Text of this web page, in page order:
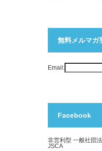
無料メルマガ
Email:
Facebook
非営利型 一般社団
JSCA